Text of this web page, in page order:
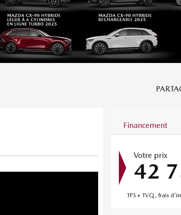
Financement
Votre prix
42